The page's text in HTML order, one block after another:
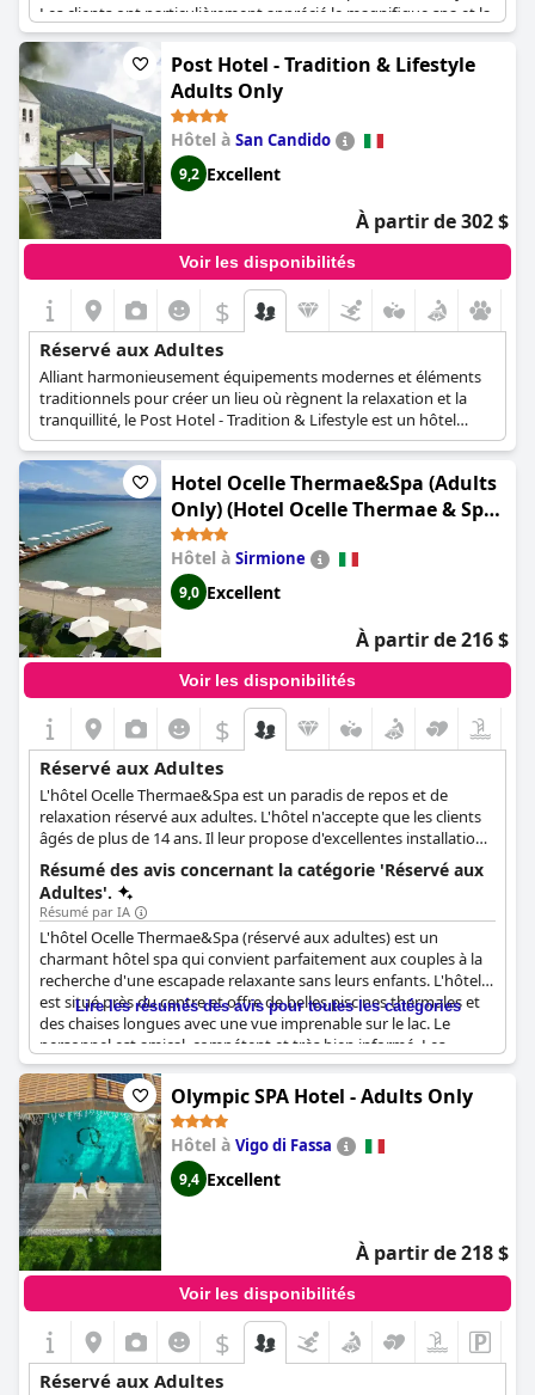
Les clients ont particulièrement apprécié le magnifique spa et la
piscine, ainsi que le charmant bain à remous intérieur. Bien que
l'heure du dîner soit plus tôt que ce à quoi les Italiens sont
habitués, les délicieux repas compensent largement cet
inconvénient. Dans l'ensemble, leSonnenhotel Adler Spa &
Nature Adults onlyest un choix fantastique pour ceux qui
recherchent une escapade paisible et ressourçante.
Post Hotel - Tradition & Lifestyle
Adults Only
Hôtel à San Candido
9,2 Excellent
À partir de 302 $
Voir les disponibilités
$
Réservé aux Adultes
Alliant harmonieusement équipements modernes et éléments
traditionnels pour créer un lieu où règnent la relaxation et la
tranquillité, le Post Hotel - Tradition & Lifestyle est un hôtel
spécialement conçu pour les adultes. Idéal pour les couples et
les célibataires, cet hôtel offre une atmosphère paisible dans
laquelle les clients peuvent se détendre et se relaxer, tout en
profitant du confort de leurs chambres et des services et
équipements de premier ordre disponibles.
Hotel Ocelle Thermae&Spa (Adults
Only) (Hotel Ocelle Thermae & Spa -
Adults Only)
Hôtel à Sirmione
9,0 Excellent
À partir de 216 $
Voir les disponibilités
$
Réservé aux Adultes
L'hôtel Ocelle Thermae&Spa est un paradis de repos et de
relaxation réservé aux adultes. L'hôtel n'accepte que les clients
âgés de plus de 14 ans. Il leur propose d'excellentes installations
et traitements de spa et de bien-être, des options
d'hébergement confortables et un environnement des plus
relaxants et romantiques, où ils pourront vraiment se détendre
et se ressourcer.
Résumé des avis concernant la catégorie 'Réservé aux
Adultes'.
Résumé par IA
L'hôtel Ocelle Thermae&Spa (réservé aux adultes) est un
charmant hôtel spa qui convient parfaitement aux couples à la
recherche d'une escapade relaxante sans leurs enfants. L'hôtel
est situé près du centre et offre de belles piscines thermales et
des chaises longues avec une vue imprenable sur le lac. Le
personnel est amical, compétent et très bien informé. Les
chambres de l'hôtel sont confortables et propres, ce qui en fait
un lieu de retraite idéal pour ceux qui recherchent un hôtel haut
de gamme et bien situé. La politique de l'hôtel concernant les
adultes uniquement permet aux clients de profiter d'une
atmosphère paisible et tranquille. Dans l'ensemble, l'hôtel Ocelle
Thermae&Spa (Adults Only) est un joyau caché à Sirmione qui
est fortement recommandé.
Lire les résumés des avis pour toutes les catégories
Olympic SPA Hotel - Adults Only
Hôtel à Vigo di Fassa
9,4 Excellent
À partir de 218 $
Voir les disponibilités
$
Réservé aux Adultes